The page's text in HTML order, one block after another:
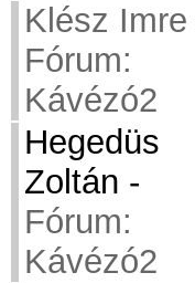
Klész Imre
Fórum:
Kávézó2
Hegedüs
Zoltán -
Fórum:
Kávézó2